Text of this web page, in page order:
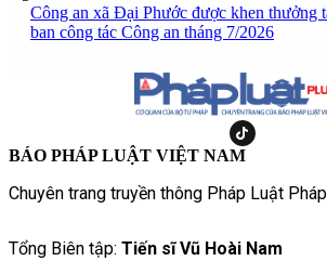
Công an xã Đại Phước được khen thưởng
ban công tác Công an tháng 7/2026
BÁO PHÁP LUẬT VIỆT NAM
Chuyên trang truyền thông Pháp Luật
Tổng Biên tập: Tiến sĩ Vũ Hoài Nam